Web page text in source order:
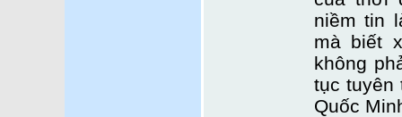
niềm tin
mà biết
không
tục tuyên
Quốc